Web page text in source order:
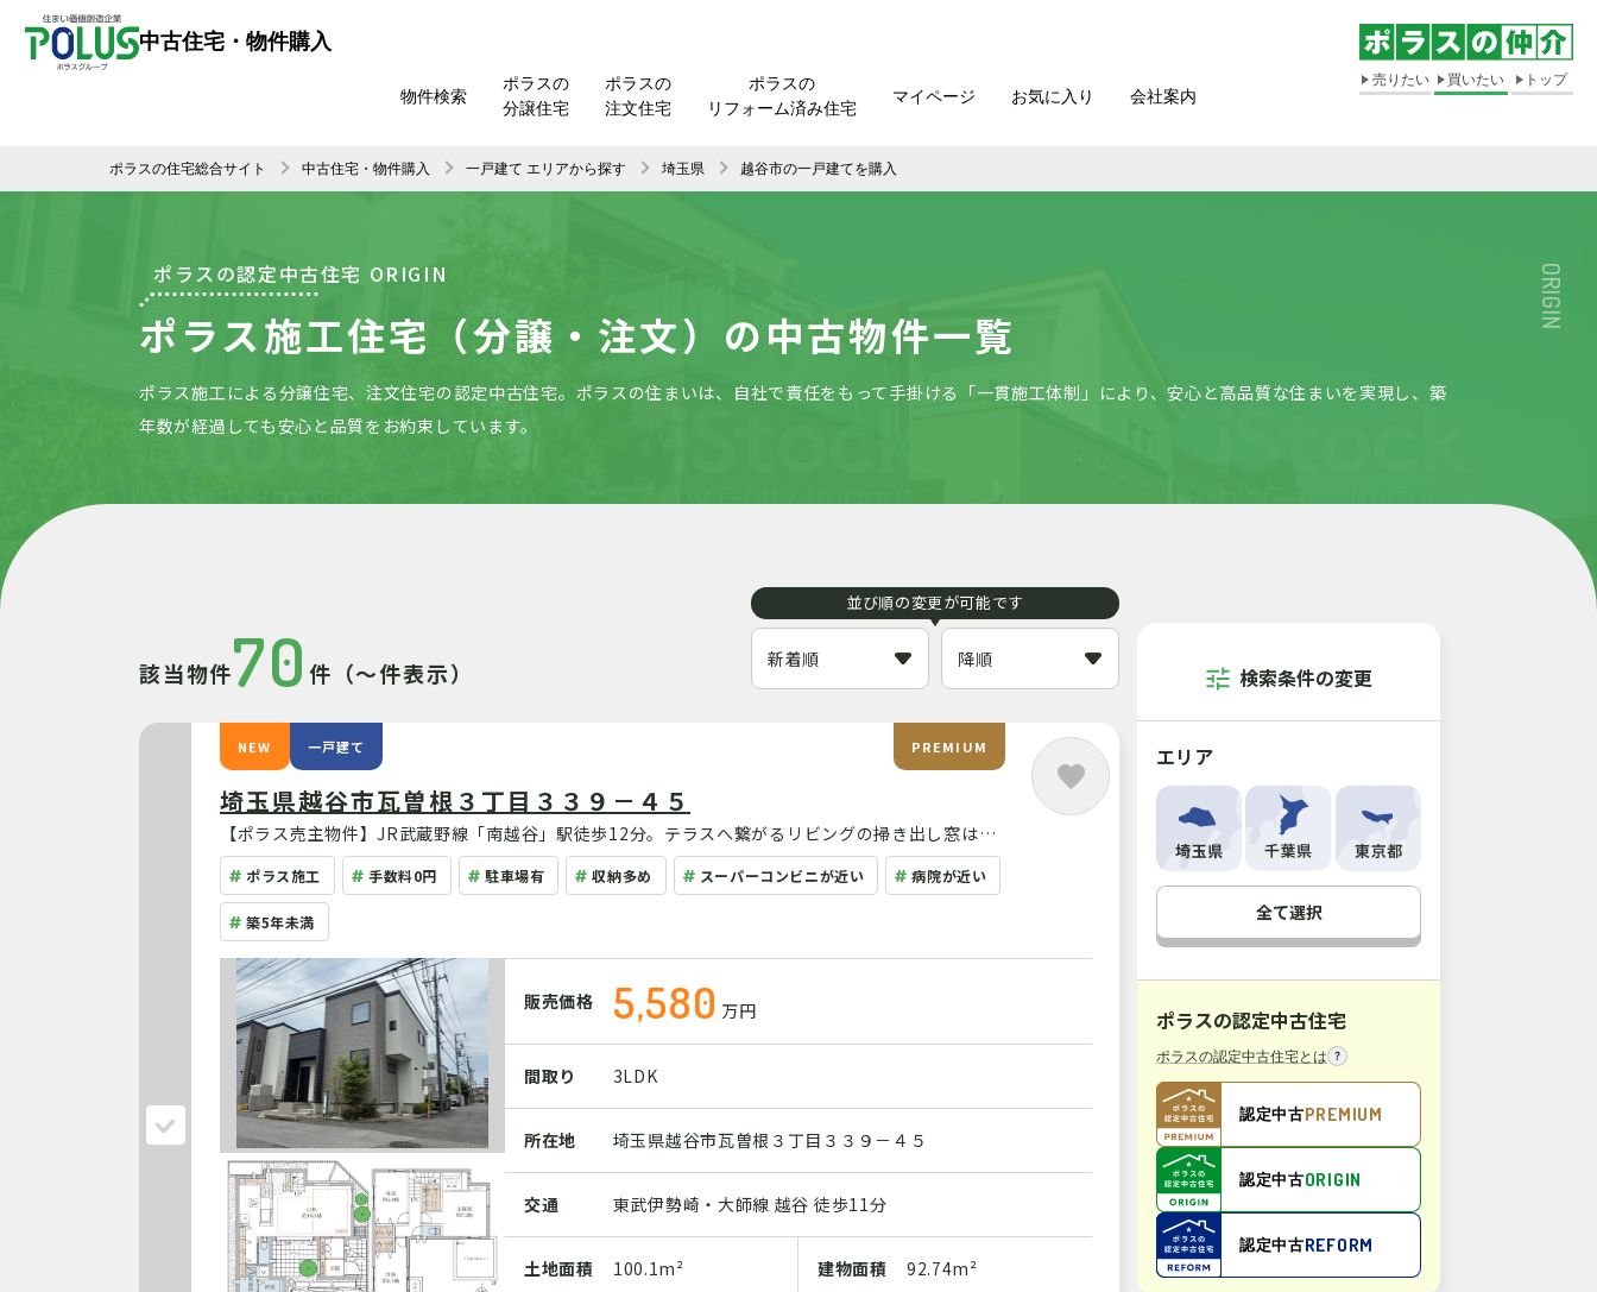
中古住宅・物件購入
物件検索
ポラスの
分譲住宅
ポラスの
注文住宅
ポラスの
リフォーム済み住宅
マイページ お気に入り 会社案内
売りたい 買いたい トップ
ポラスの住宅総合サイト 中古住宅・物件購入 一戸建て エリアから探す 埼玉県 越谷市の一戸建てを購入
ORIGIN
ポラスの認定中古住宅 ORIGIN
ポラス施工住宅（分譲・注文）の中古物件一覧
ポラス施工による分譲住宅、注文住宅の認定中古住宅。ポラスの住まいは、自社で責任をもって手掛ける「一貫施工体制」により、安心と高品質な住まいを実現し、築
年数が経過しても安心と品質をお約束しています。
該当物件70 件（～件表示）
並び順の変更が可能です
NEW 一戸建て PREMIUM
埼玉県越谷市瓦曽根３丁目３３９－４５
【ポラス売主物件】JR武蔵野線「南越谷」駅徒歩12分。テラスへ繋がるリビングの掃き出し窓はフ
ルオープン仕様で、開放感を感じられる住空間です。WICやパントリー、リネン庫、土間収納などの
収納も豊富！
ポラス施工 手数料0円 駐車場有 収納多め スーパーコンビニが近い 病院が近い
築5年未満
販売価格 5,580 万円
間取り 3LDK
所在地 埼玉県越谷市瓦曽根３丁目３３９－４５
交通 東武伊勢崎・大師線 越谷 徒歩11分
土地面積 100.1m² 建物面積 92.74m²
検索条件の変更
エリア
全て選択
ポラスの認定中古住宅
ポラスの認定中古住宅とは
認定中古PREMIUM
認定中古ORIGIN
認定中古REFORM